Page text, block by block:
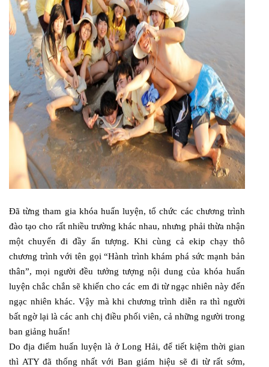
Đã từng tham gia khóa huấn luyện, tổ chức các chương trình
đào tạo cho rất nhiều trường khác nhau, nhưng phải thừa nhận
một chuyến đi đầy ấn tượng. Khi cùng cả ekip chạy thô
chương trình với tên gọi “Hành trình khám phá sức mạnh bản
thân”, mọi người đều tưởng tượng nội dung của khóa huấn
luyện chắc chắn sẽ khiến cho các em đi từ ngạc nhiên này đến
ngạc nhiên khác. Vậy mà khi chương trình diễn ra thì người
bất ngờ lại là các anh chị điều phối viên, cả những người trong
ban giảng huấn!
Do địa điểm huấn luyện là ở Long Hải, để tiết kiệm thời gian
thì ATY đã thống nhất với Ban giám hiệu sẽ đi từ rất sớm,